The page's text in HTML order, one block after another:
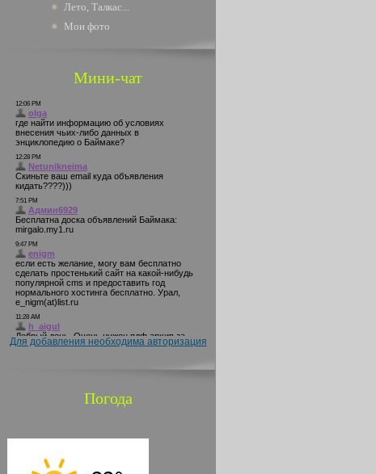
Лето, Талкас...
Мои фото
Мини-чат
Для добавления необходима авторизация
Погода